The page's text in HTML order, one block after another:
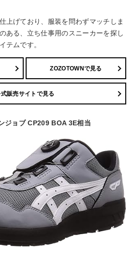
上げており、服装を問わずマッチしま
ある、立ち仕事用のスニーカーを探し
テムです。
ZOZOTOWNで見る
販売サイトで見る
ジョブ CP209 BOA 3E相当